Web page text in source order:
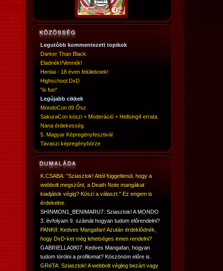
Legutóbb kommentezett topikok
Darker Than Black
Eladnék!/Vennék!
Hentai - 18 éven felülieknek!
Highschool DxD
"is fun"
Legújabb cikkek
MondoCon 09 Ősz
SakuraCon köszi + Moderáció + Hellsing4 errata
Nana érdekesség
5. Magyar Képregényfesztivál
Tavaszi képregénybörze
K.CSABA: "Sziasztok! Attól függetlenül, hogy a
webbolt megszűnt, a Death Note mangákat
kiadjátok végig? Köszi a választ." Ez engem is
érdekelne.
SHINMON1_BENIMARU7: Sziasztok! A MONDO
3. évfolyam 9. számát hogyan tudom előrendelni?
PANKII: Kedves Mangafan! Azután érdeklődnék,
hogy DvD-ket még lehetséges innen rendelni?
GABRIELLA0807: Kedves Mangafan, hogyan
tudom törölni a profilomat? Köszönöm előre is.
GRéTA: Sziasztok! A webbolt végleg bezárt vagy